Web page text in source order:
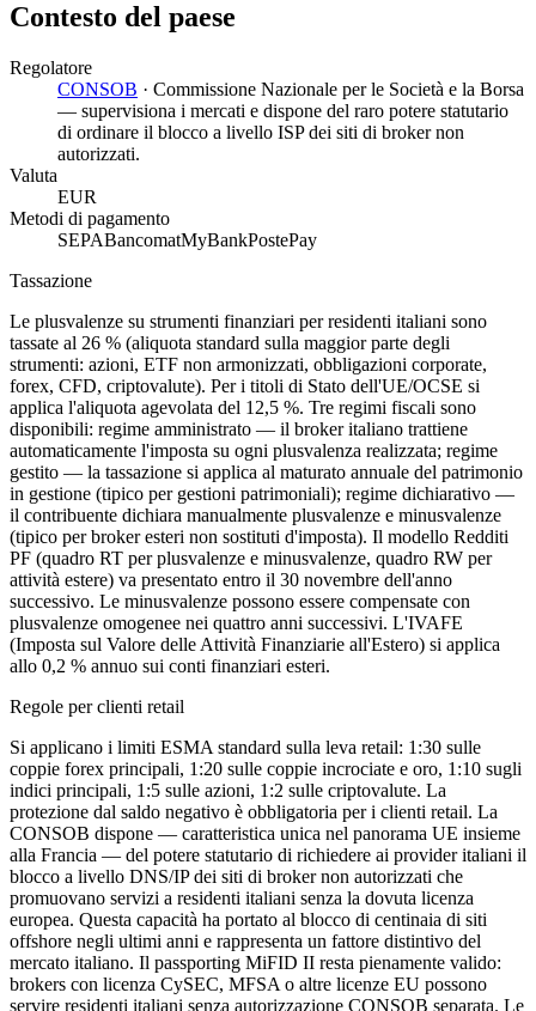
Contesto del paese
Regolatore
CONSOB · Commissione Nazionale per le Società e la Borsa
— supervisiona i mercati e dispone del raro potere statutario
di ordinare il blocco a livello ISP dei siti di broker non
autorizzati.
Valuta
EUR
Metodi di pagamento
SEPABancomatMyBankPostePay
Tassazione
Le plusvalenze su strumenti finanziari per residenti italiani sono
tassate al 26 % (aliquota standard sulla maggior parte degli
strumenti: azioni, ETF non armonizzati, obbligazioni corporate,
forex, CFD, criptovalute). Per i titoli di Stato dell'UE/OCSE si
applica l'aliquota agevolata del 12,5 %. Tre regimi fiscali sono
disponibili: regime amministrato — il broker italiano trattiene
automaticamente l'imposta su ogni plusvalenza realizzata; regime
gestito — la tassazione si applica al maturato annuale del patrimonio
in gestione (tipico per gestioni patrimoniali); regime dichiarativo —
il contribuente dichiara manualmente plusvalenze e minusvalenze
(tipico per broker esteri non sostituti d'imposta). Il modello Redditi
PF (quadro RT per plusvalenze e minusvalenze, quadro RW per
attività estere) va presentato entro il 30 novembre dell'anno
successivo. Le minusvalenze possono essere compensate con
plusvalenze omogenee nei quattro anni successivi. L'IVAFE
(Imposta sul Valore delle Attività Finanziarie all'Estero) si applica
allo 0,2 % annuo sui conti finanziari esteri.
Regole per clienti retail
Si applicano i limiti ESMA standard sulla leva retail: 1:30 sulle
coppie forex principali, 1:20 sulle coppie incrociate e oro, 1:10 sugli
indici principali, 1:5 sulle azioni, 1:2 sulle criptovalute. La
protezione dal saldo negativo è obbligatoria per i clienti retail. La
CONSOB dispone — caratteristica unica nel panorama UE insieme
alla Francia — del potere statutario di richiedere ai provider italiani il
blocco a livello DNS/IP dei siti di broker non autorizzati che
promuovano servizi a residenti italiani senza la dovuta licenza
europea. Questa capacità ha portato al blocco di centinaia di siti
offshore negli ultimi anni e rappresenta un fattore distintivo del
mercato italiano. Il passporting MiFID II resta pienamente valido:
brokers con licenza CySEC, MFSA o altre licenze EU possono
servire residenti italiani senza autorizzazione CONSOB separata. Le